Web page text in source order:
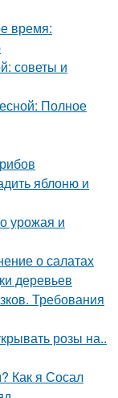
время:
советы и
Полное
яблоню и
урожая и
о салатах
деревьев
Требования
розы на..
Как я Сосал